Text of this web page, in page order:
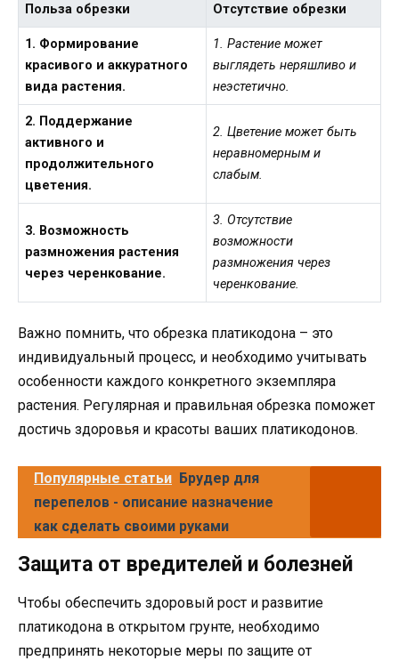
Польза обрезки Отсутствие обрезки
1. Формирование
красивого и аккуратного
вида растения.
1. Растение может
выглядеть неряшливо и
неэстетично.
2. Поддержание
активного и
продолжительного
цветения.
2. Цветение может быть
неравномерным и
слабым.
3. Возможность
размножения растения
через черенкование.
3. Отсутствие
возможности
размножения через
черенкование.
Важно помнить, что обрезка платикодона – это
индивидуальный процесс, и необходимо учитывать
особенности каждого конкретного экземпляра
растения. Регулярная и правильная обрезка поможет
достичь здоровья и красоты ваших платикодонов.
Популярные статьи Брудер для
перепелов - описание назначение
как сделать своими руками
Защита от вредителей и болезней
Чтобы обеспечить здоровый рост и развитие
платикодона в открытом грунте, необходимо
предпринять некоторые меры по защите от